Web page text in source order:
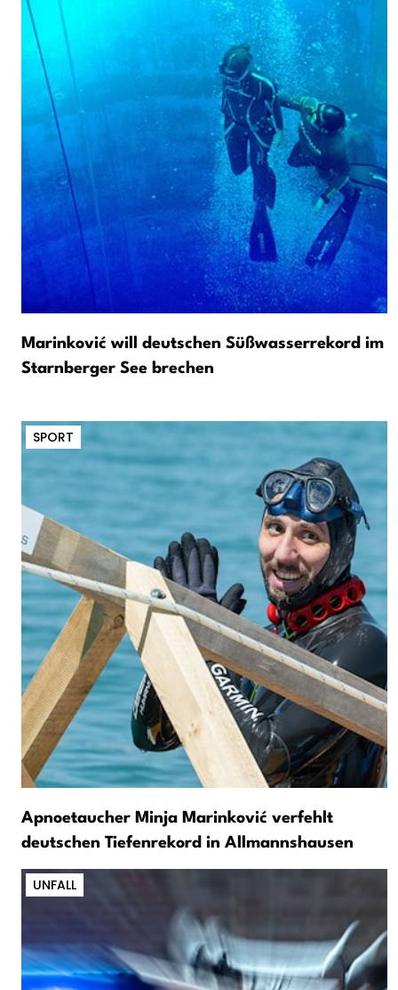
Marinković will deutschen Süßwasserrekord im
Starnberger See brechen
SPORT
Apnoetaucher Minja Marinković verfehlt
deutschen Tiefenrekord in Allmannshausen
UNFALL